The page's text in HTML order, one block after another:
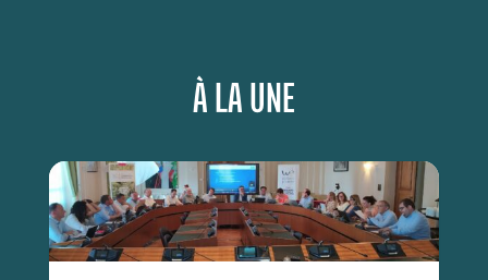
À LA UNE